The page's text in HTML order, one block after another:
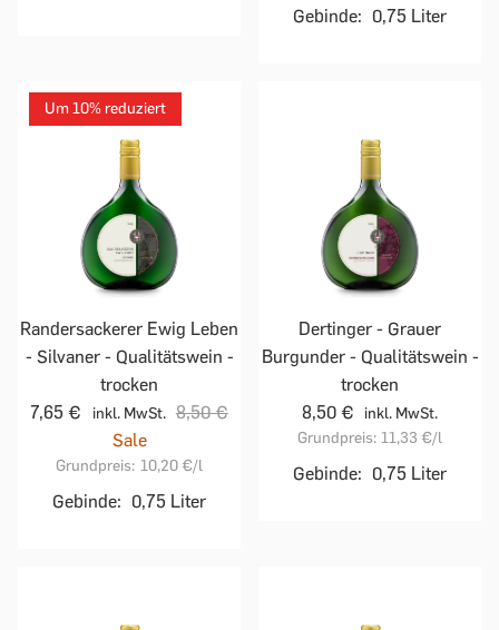
Gebinde: 0,75 Liter
Um 10% reduziert
Randersackerer Ewig Leben
- Silvaner - Qualitätswein -
trocken
7,65 €
inkl. MwSt. 8,50 €
Sale
Grundpreis: 10,20 €/l
Gebinde: 0,75 Liter
Dertinger - Grauer
Burgunder - Qualitätswein -
trocken
8,50 €
inkl. MwSt.
Grundpreis: 11,33 €/l
Gebinde: 0,75 Liter